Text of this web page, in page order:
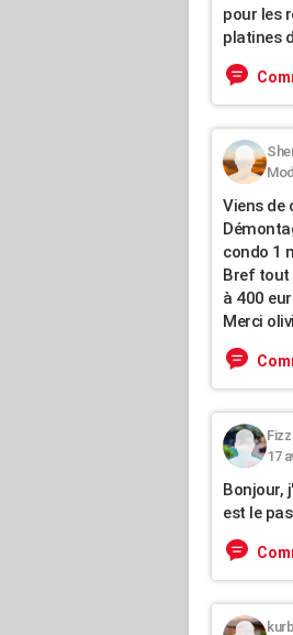
pour les
platines
Viens de
condo 1
Bref tout
à 400
Merci
Fizz
17
Bonjour,
est le